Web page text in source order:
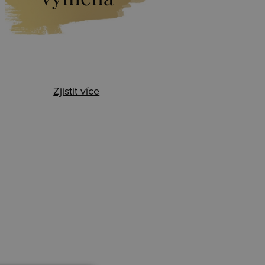
Zjistit více